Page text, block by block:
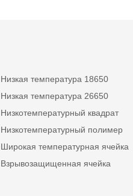
Низкая температура 18650
Низкая температура 26650
Низкотемпературный квадрат
Низкотемпературный полимер
Широкая температурная ячейка
Взрывозащищенная ячейка